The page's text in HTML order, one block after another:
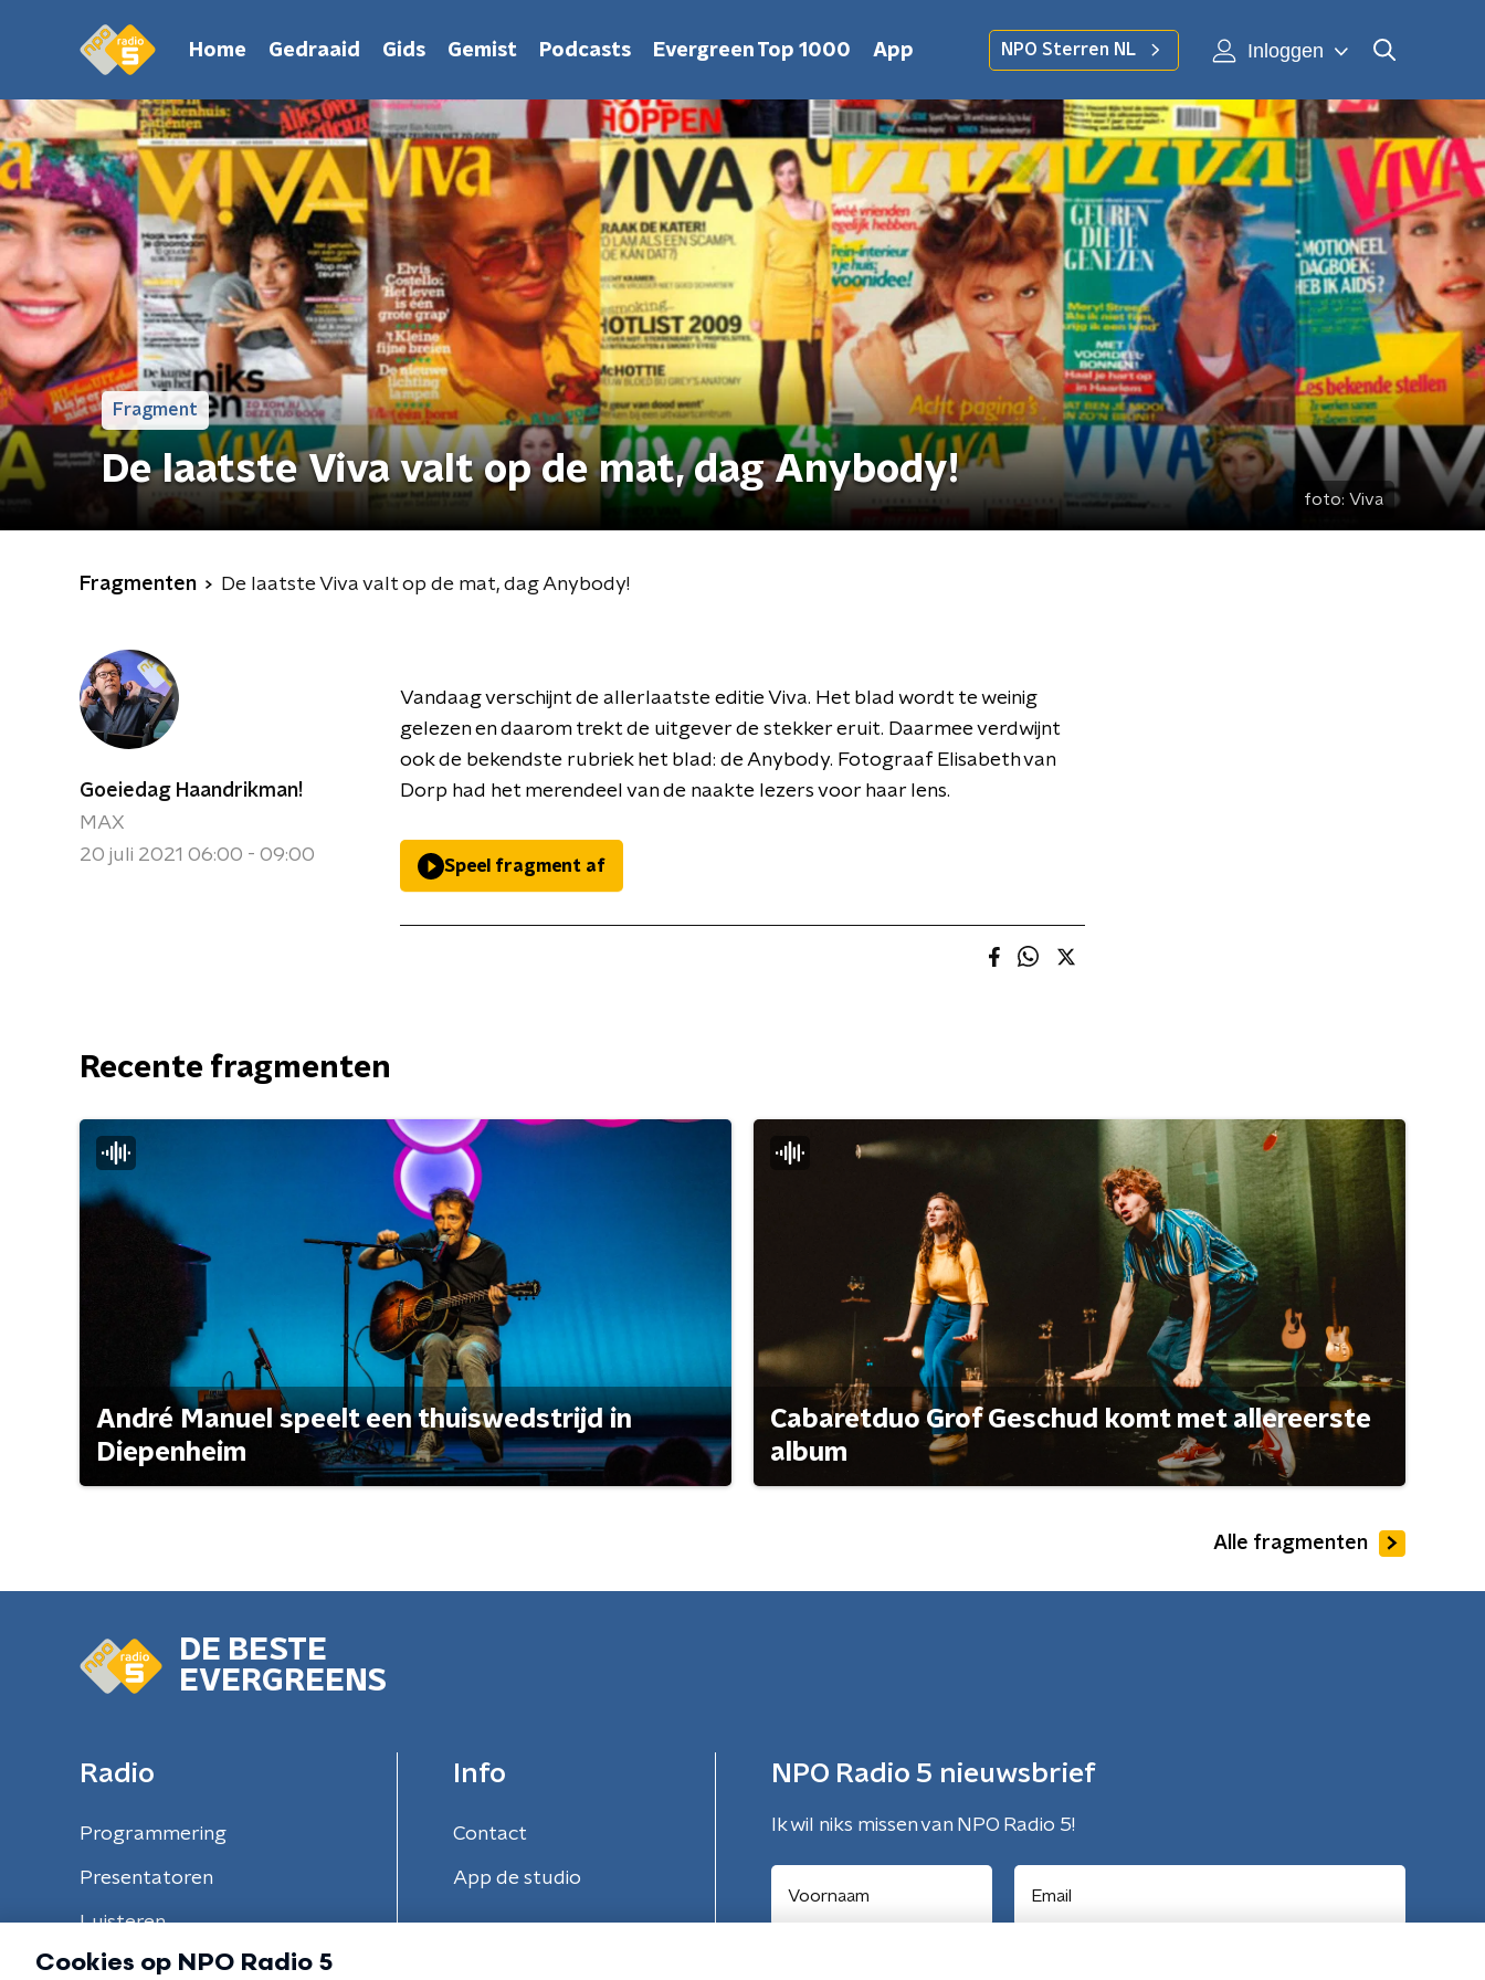
Home Gedraaid Gids Gemist Podcasts Evergreen Top 1000 App NPO Sterren NL Inloggen
Fragment
De laatste Viva valt op de mat, dag Anybody!
foto: Viva
Fragmenten De laatste Viva valt op de mat, dag Anybody!
Goeiedag Haandrikman!
MAX
20 juli 2021 06:00 - 09:00
Vandaag verschijnt de allerlaatste editie Viva. Het blad wordt te weinig
gelezen en daarom trekt de uitgever de stekker eruit. Daarmee verdwijnt
ook de bekendste rubriek het blad: de Anybody. Fotograaf Elisabeth van
Dorp had het merendeel van de naakte lezers voor haar lens.
Speel fragment af
Recente fragmenten
André Manuel speelt een thuiswedstrijd in
Diepenheim
Cabaretduo Grof Geschud komt met allereerste
album
Alle fragmenten
DE BESTE
EVERGREENS
Radio
Programmering
Presentatoren
Luisteren
Info
Contact
App de studio
NPO Radio 5 nieuwsbrief
Ik wil niks missen van NPO Radio 5!